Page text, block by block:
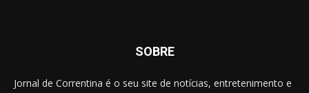
SOBRE
Jornal de Correntina é o seu site de notícias, entretenimento e